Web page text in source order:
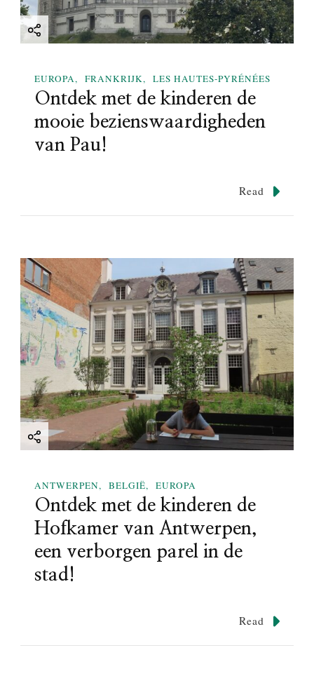
EUROPA FRANKRIJK LES HAUTES-PYRÉNÉES
Ontdek met de kinderen de
mooie bezienswaardigheden
van Pau!
Read
ANTWERPEN BELGIË EUROPA
Ontdek met de kinderen de
Hofkamer van Antwerpen,
een verborgen parel in de
stad!
Read